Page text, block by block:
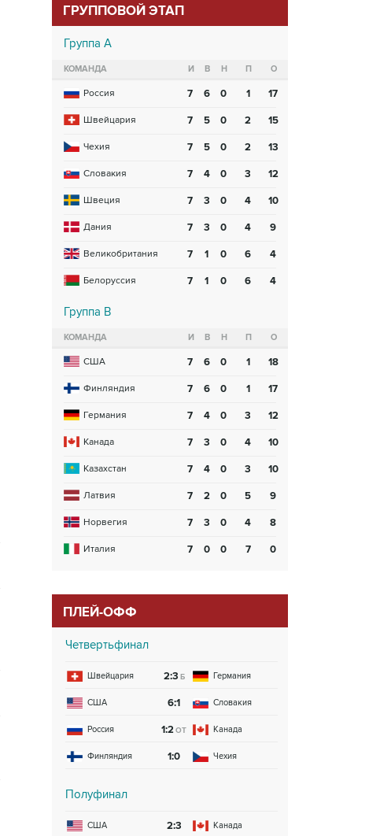
ГРУППОВОЙ ЭТАП
Группа A
КОМАНДА И В Н П О
Россия 7 6 0 1 17
Швейцария 7 5 0 2 15
Чехия 7 5 0 2 13
Словакия 7 4 0 3 12
Швеция 7 3 0 4 10
Дания 7 3 0 4 9
Великобритания 7 1 0 6 4
Белоруссия 7 1 0 6 4
Группа B
КОМАНДА И В Н П О
США 7 6 0 1 18
Финляндия 7 6 0 1 17
Германия 7 4 0 3 12
Канада 7 3 0 4 10
Казахстан 7 4 0 3 10
Латвия 7 2 0 5 9
Норвегия 7 3 0 4 8
Италия 7 0 0 7 0
ПЛЕЙ-ОФФ
Четвертьфинал
Швейцария 2:3 Б Германия
США 6:1 Словакия
Россия 1:2ОТ Канада
Финляндия 1:0 Чехия
Полуфинал
США 2:3 Канада